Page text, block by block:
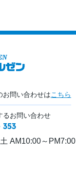
お問い合わせはこちら
るお問い合わせ
AM10:00～PM7:00